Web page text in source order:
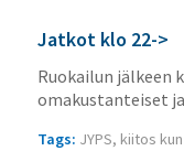
Jatkot klo 22->
Ruokailun jälkeen
omakustanteiset
Tags: JYPS, kiitos